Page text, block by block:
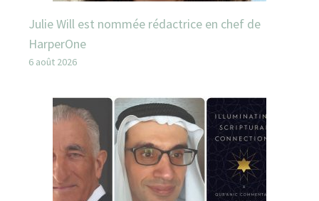
Julie Will est nommée rédactrice en chef de
HarperOne
6 août 2026